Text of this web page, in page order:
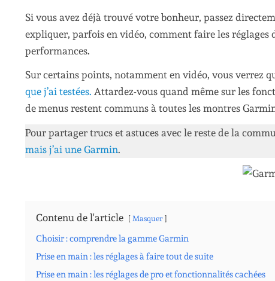
Si vous avez déjà trouvé votre bonheur, passez
expliquer, parfois en vidéo, comment faire les
performances.
Sur certains points, notamment en vidéo, vous verrez
que j’ai testées. Attardez-vous quand même sur les
de menus restent communs à toutes les montres
Pour partager trucs et astuces avec le reste de la
mais j’ai une Garmin.
Contenu de l'article Masquer
Choisir : comprendre la gamme Garmin
Prise en main : les réglages à faire tout de suite
Prise en main : les réglages de pro et fonctionnalités cachées